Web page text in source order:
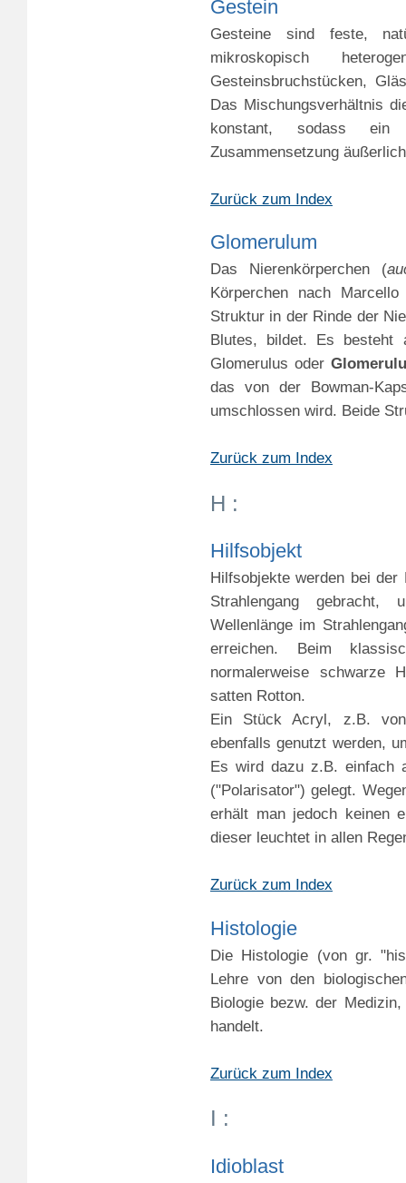
Gestein
Gesteine sind feste,
mikroskopisch
Gesteinsbruchstücken,
Das Mischungsverhältnis
konstant, sodass ein
Zusammensetzung
Zurück zum Index
Glomerulum
Das Nierenkörperchen (
Körperchen nach
Struktur in der Rinde der
Blutes, bildet. Es besteht
Glomerulus oder
das von der Bowman-
umschlossen wird. Beide
Zurück zum Index
H :
Hilfsobjekt
Hilfsobjekte werden bei
Strahlengang gebracht,
Wellenlänge im
erreichen. Beim
normalerweise schwarze
satten Rotton.
Ein Stück Acryl, z.B.
ebenfalls genutzt werden,
Es wird dazu z.B. einfach
("Polarisator") gelegt.
erhält man jedoch keinen
dieser leuchtet in allen
Zurück zum Index
Histologie
Die Histologie (von gr.
Lehre von den
Biologie bezw. der
handelt.
Zurück zum Index
I :
Idioblast